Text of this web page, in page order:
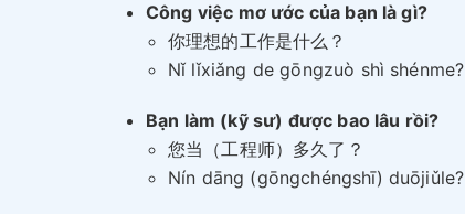
Công việc mơ ước của bạn là gì?
你理想的工作是什么？
Nǐ lǐxiǎng de gōngzuò shì shénme?
Bạn làm (kỹ sư) được bao lâu rồi?
您当（工程师）多久了？
Nín dāng (gōngchéngshī) duōjiǔle?